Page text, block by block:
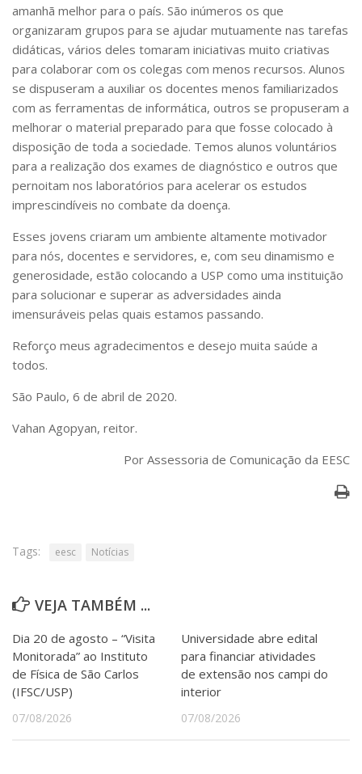
amanhã melhor para o país. São inúmeros os que
organizaram grupos para se ajudar mutuamente nas tarefas
didáticas, vários deles tomaram iniciativas muito criativas
para colaborar com os colegas com menos recursos. Alunos
se dispuseram a auxiliar os docentes menos familiarizados
com as ferramentas de informática, outros se propuseram a
melhorar o material preparado para que fosse colocado à
disposição de toda a sociedade. Temos alunos voluntários
para a realização dos exames de diagnóstico e outros que
pernoitam nos laboratórios para acelerar os estudos
imprescindíveis no combate da doença.
Esses jovens criaram um ambiente altamente motivador
para nós, docentes e servidores, e, com seu dinamismo e
generosidade, estão colocando a USP como uma instituição
para solucionar e superar as adversidades ainda
imensuráveis pelas quais estamos passando.
Reforço meus agradecimentos e desejo muita saúde a
todos.
São Paulo, 6 de abril de 2020.
Vahan Agopyan, reitor.
Por Assessoria de Comunicação da EESC
Tags: eesc Notícias
VEJA TAMBÉM ...
Dia 20 de agosto – “Visita
Monitorada” ao Instituto
de Física de São Carlos
(IFSC/USP)
07/08/2026
Universidade abre edital
para financiar atividades
de extensão nos campi do
interior
07/08/2026